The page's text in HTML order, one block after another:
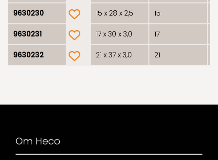
9630230product.wishlist15 x 28 x 2,5 15
9630231product.wishlist17 x 30 x 3,0 17
9630232product.wishlist21 x 37 x 3,0 21
Om Heco